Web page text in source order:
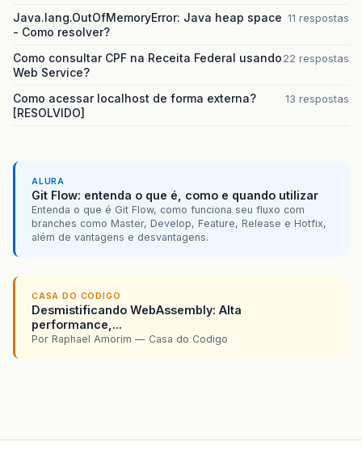
Java.lang.OutOfMemoryError: Java heap space
- Como resolver?
11 respostas
Como consultar CPF na Receita Federal usando
Web Service?
22 respostas
Como acessar localhost de forma externa?
[RESOLVIDO]
13 respostas
ALURA
Git Flow: entenda o que é, como e quando utilizar
Entenda o que é Git Flow, como funciona seu fluxo com
branches como Master, Develop, Feature, Release e Hotfix,
além de vantagens e desvantagens.
CASA DO CODIGO
Desmistificando WebAssembly: Alta
performance,...
Por Raphael Amorim — Casa do Codigo